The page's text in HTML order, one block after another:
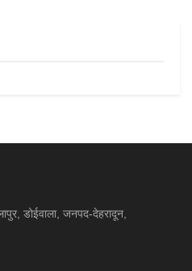
डोईवाला, जनपद-देहरादून,